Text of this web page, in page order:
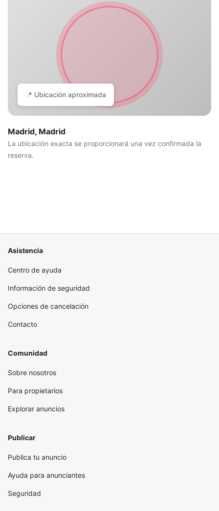
📍 Ubicación aproximada
Madrid, Madrid
La ubicación exacta se proporcionará una vez confirmada la
reserva.
Asistencia
Centro de ayuda
Información de seguridad
Opciones de cancelación
Contacto
Comunidad
Sobre nosotros
Para propietarios
Explorar anuncios
Publicar
Publica tu anuncio
Ayuda para anunciantes
Seguridad